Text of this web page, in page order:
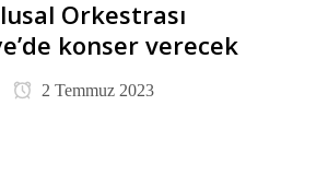
Orkestrası
konser verecek
2 Temmuz 2023